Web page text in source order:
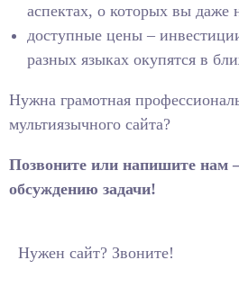
аспектах, о которых вы даже
доступные цены –
разных языках окупятся в
Нужна грамотная
мультиязычного сайта?
Позвоните или напишите нам
обсуждению задачи!
Нужен сайт? Звоните!